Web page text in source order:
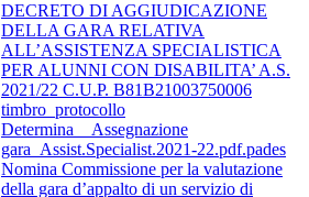
DECRETO DI AGGIUDICAZIONE
DELLA GARA RELATIVA
ALL’ASSISTENZA SPECIALISTICA
PER ALUNNI CON DISABILITA’ A.S.
2021/22 C.U.P. B81B21003750006
timbro_protocollo
Determina__Assegnazione
gara_Assist.Specialist.2021-22.pdf.pades
Nomina Commissione per la valutazione
della gara d’appalto di un servizio di